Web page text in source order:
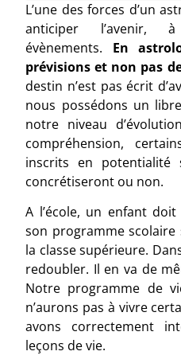
L’une des forces d’un
anticiper l’avenir,
évènements. En
prévisions et non pas
destin n’est pas écrit
nous possédons un
notre niveau
compréhension,
inscrits en
concrétiseront ou non.
A l’école, un enfant
son programme scolaire
la classe supérieure.
redoubler. Il en va de
Notre programme de
n’aurons pas à vivre
avons correctement
leçons de vie.